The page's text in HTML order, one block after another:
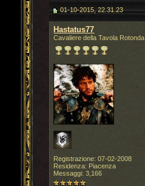
01-10-2015, 22.31.23
Hastatus77
Cavaliere della Tavola Rotonda
Registrazione: 07-02-2008
Residenza: Piacenza
Messaggi: 3,166